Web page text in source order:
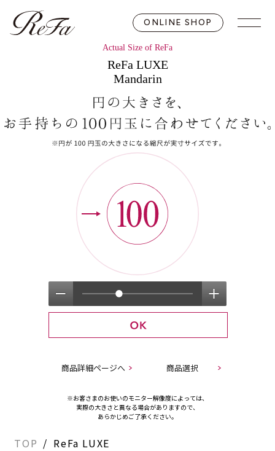
ONLINE SHOP
Actual Size of ReFa
ReFa LUXE
Mandarin
商品詳細ページへ 商品選択
※お客さまのお使いのモニター解像度によっては、
実際の大きさと異なる場合がありますので、
あらかじめご了承ください。
TOP ReFa LUXE